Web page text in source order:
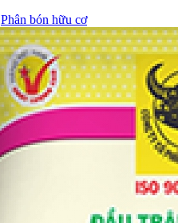
Phân bón hữu cơ